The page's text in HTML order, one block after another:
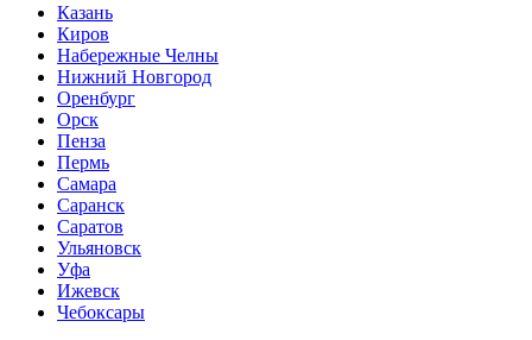
Казань
Киров
Набережные Челны
Нижний Новгород
Оренбург
Орск
Пенза
Пермь
Самара
Саранск
Саратов
Ульяновск
Уфа
Ижевск
Чебоксары